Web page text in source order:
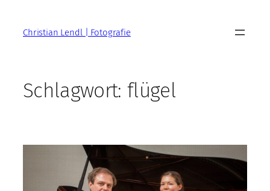
springenChristian Lendl | Fotografie
Schlagwort: flügel